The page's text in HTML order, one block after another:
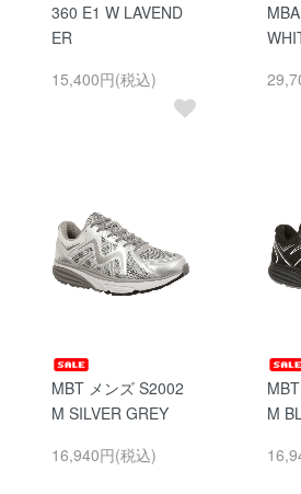
360 E1 W LAVEND
ER
15,400円(税込)
MBT メンズ S2002
M SILVER GREY
16,940円(税込)
M